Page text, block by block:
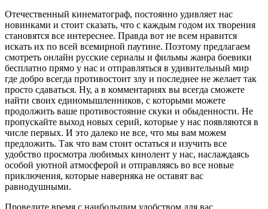
Отечественный кинематограф, постоянно удивляет нас
новинками и стоит сказать, что с каждым годом их творения
становятся все интереснее. Правда вот не всем нравится
искать их по всей всемирной паутине. Поэтому предлагаем
смотреть онлайн русские сериалы и фильмы жанра боевики
бесплатно прямо у нас и отправляться в удивительный мир
где добро всегда противостоит злу и последнее не желает так
просто сдаваться. Ну, а в комментариях вы всегда сможете
найти своих единомышленников, с которыми можете
продолжить ваше противостояние скуки и обыденности. Не
пропускайте выход новых серий, которые у нас появляются в
числе первых. И это далеко не все, что мы вам можем
предложить. Так что вам стоит остаться и изучить все
удобство просмотра любимых кинолент у нас, наслаждаясь
особой уютной атмосферой и отправляясь во все новые
приключения, которые наверняка не оставят вас
равнодушными.